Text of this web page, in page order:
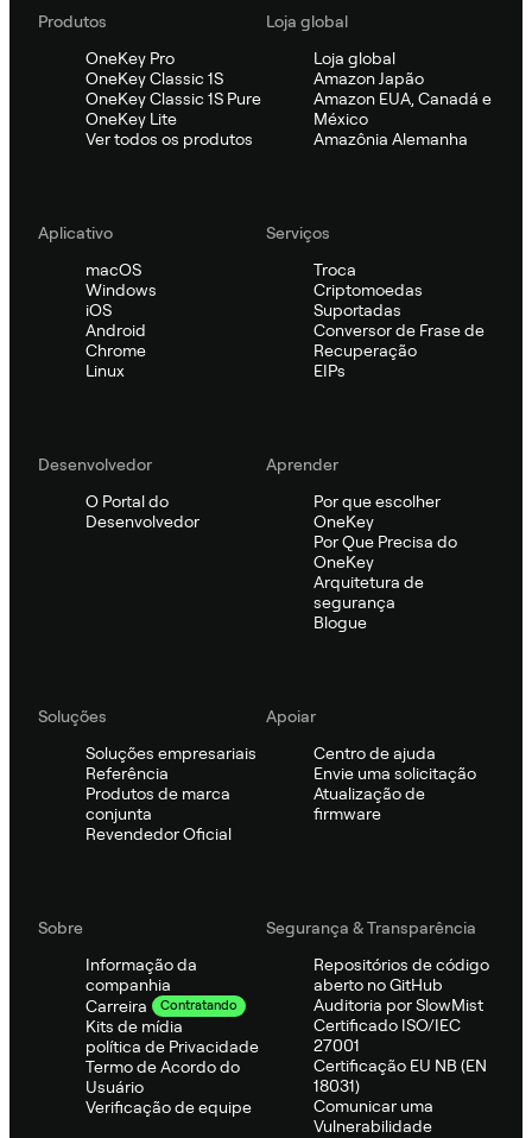
Produtos
OneKey Pro
OneKey Classic 1S
OneKey Classic 1S Pure
OneKey Lite
Ver todos os produtos
Loja global
Loja global
Amazon Japão
Amazon EUA, Canadá e
México
Amazônia Alemanha
Aplicativo
macOS
Windows
iOS
Android
Chrome
Linux
Serviços
Troca
Criptomoedas
Suportadas
Conversor de Frase de
Recuperação
EIPs
Desenvolvedor
O Portal do
Desenvolvedor
Aprender
Por que escolher
OneKey
Por Que Precisa do
OneKey
Arquitetura de
segurança
Blogue
Soluções
Soluções empresariais
Referência
Produtos de marca
conjunta
Revendedor Oficial
Apoiar
Centro de ajuda
Envie uma solicitação
Atualização de
firmware
Sobre
Informação da
companhia
Carreira
Contratando
Kits de mídia
política de Privacidade
Termo de Acordo do
Usuário
Verificação de equipe
Segurança & Transparência
Repositórios de código
aberto no GitHub
Auditoria por SlowMist
Certificado ISO/IEC
27001
Certificação EU NB (EN
18031)
Comunicar uma
Vulnerabilidade